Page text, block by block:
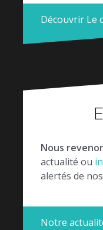
Découvrir
Nous
actualité ou
alertés de
Notre